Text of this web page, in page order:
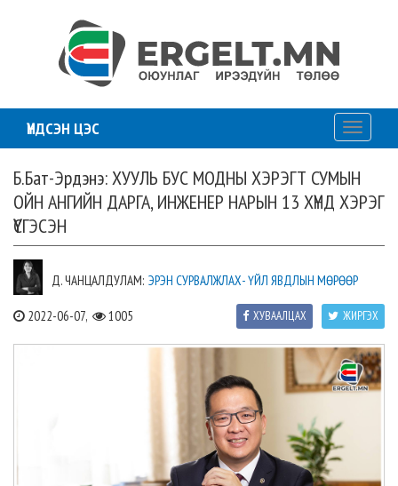
ҮНДСЭН ЦЭС
Toggle
Б.Бат-Эрдэнэ: ХУУЛЬ БУС МОДНЫ ХЭРЭГТ СУМЫН
ОЙН АНГИЙН ДАРГА, ИНЖЕНЕР НАРЫН 13 ХҮНД ХЭРЭГ
ҮҮСГЭСЭН
Д. ЧАНЦАЛДУЛАМ: ЭРЭН СУРВАЛЖЛАХ- ҮЙЛ ЯВДЛЫН МӨРӨӨР
2022-06-07, 1005 ЖИРГЭХ
ХУВААЛЦАХ